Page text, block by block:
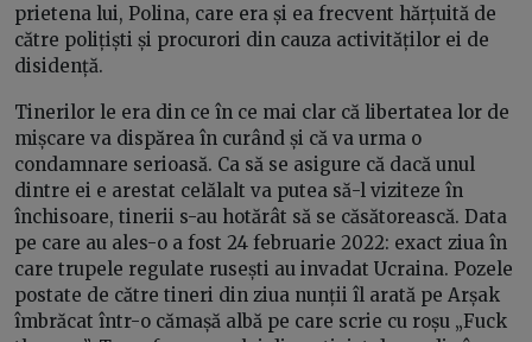
prietena lui, Polina, care era și ea frecvent hărțuită de
către polițiști și procurori din cauza activităților ei de
disidență.
Tinerilor le era din ce în ce mai clar că libertatea lor de
mișcare va dispărea în curând și că va urma o
condamnare serioasă. Ca să se asigure că dacă unul
dintre ei e arestat celălalt va putea să-l viziteze în
închisoare, tinerii s-au hotărât să se căsătorească. Data
pe care au ales-o a fost 24 februarie 2022: exact ziua în
care trupele regulate rusești au invadat Ucraina. Pozele
postate de către tineri din ziua nunții îl arată pe Arșak
îmbrăcat într-o cămașă albă pe care scrie cu roșu „Fuck